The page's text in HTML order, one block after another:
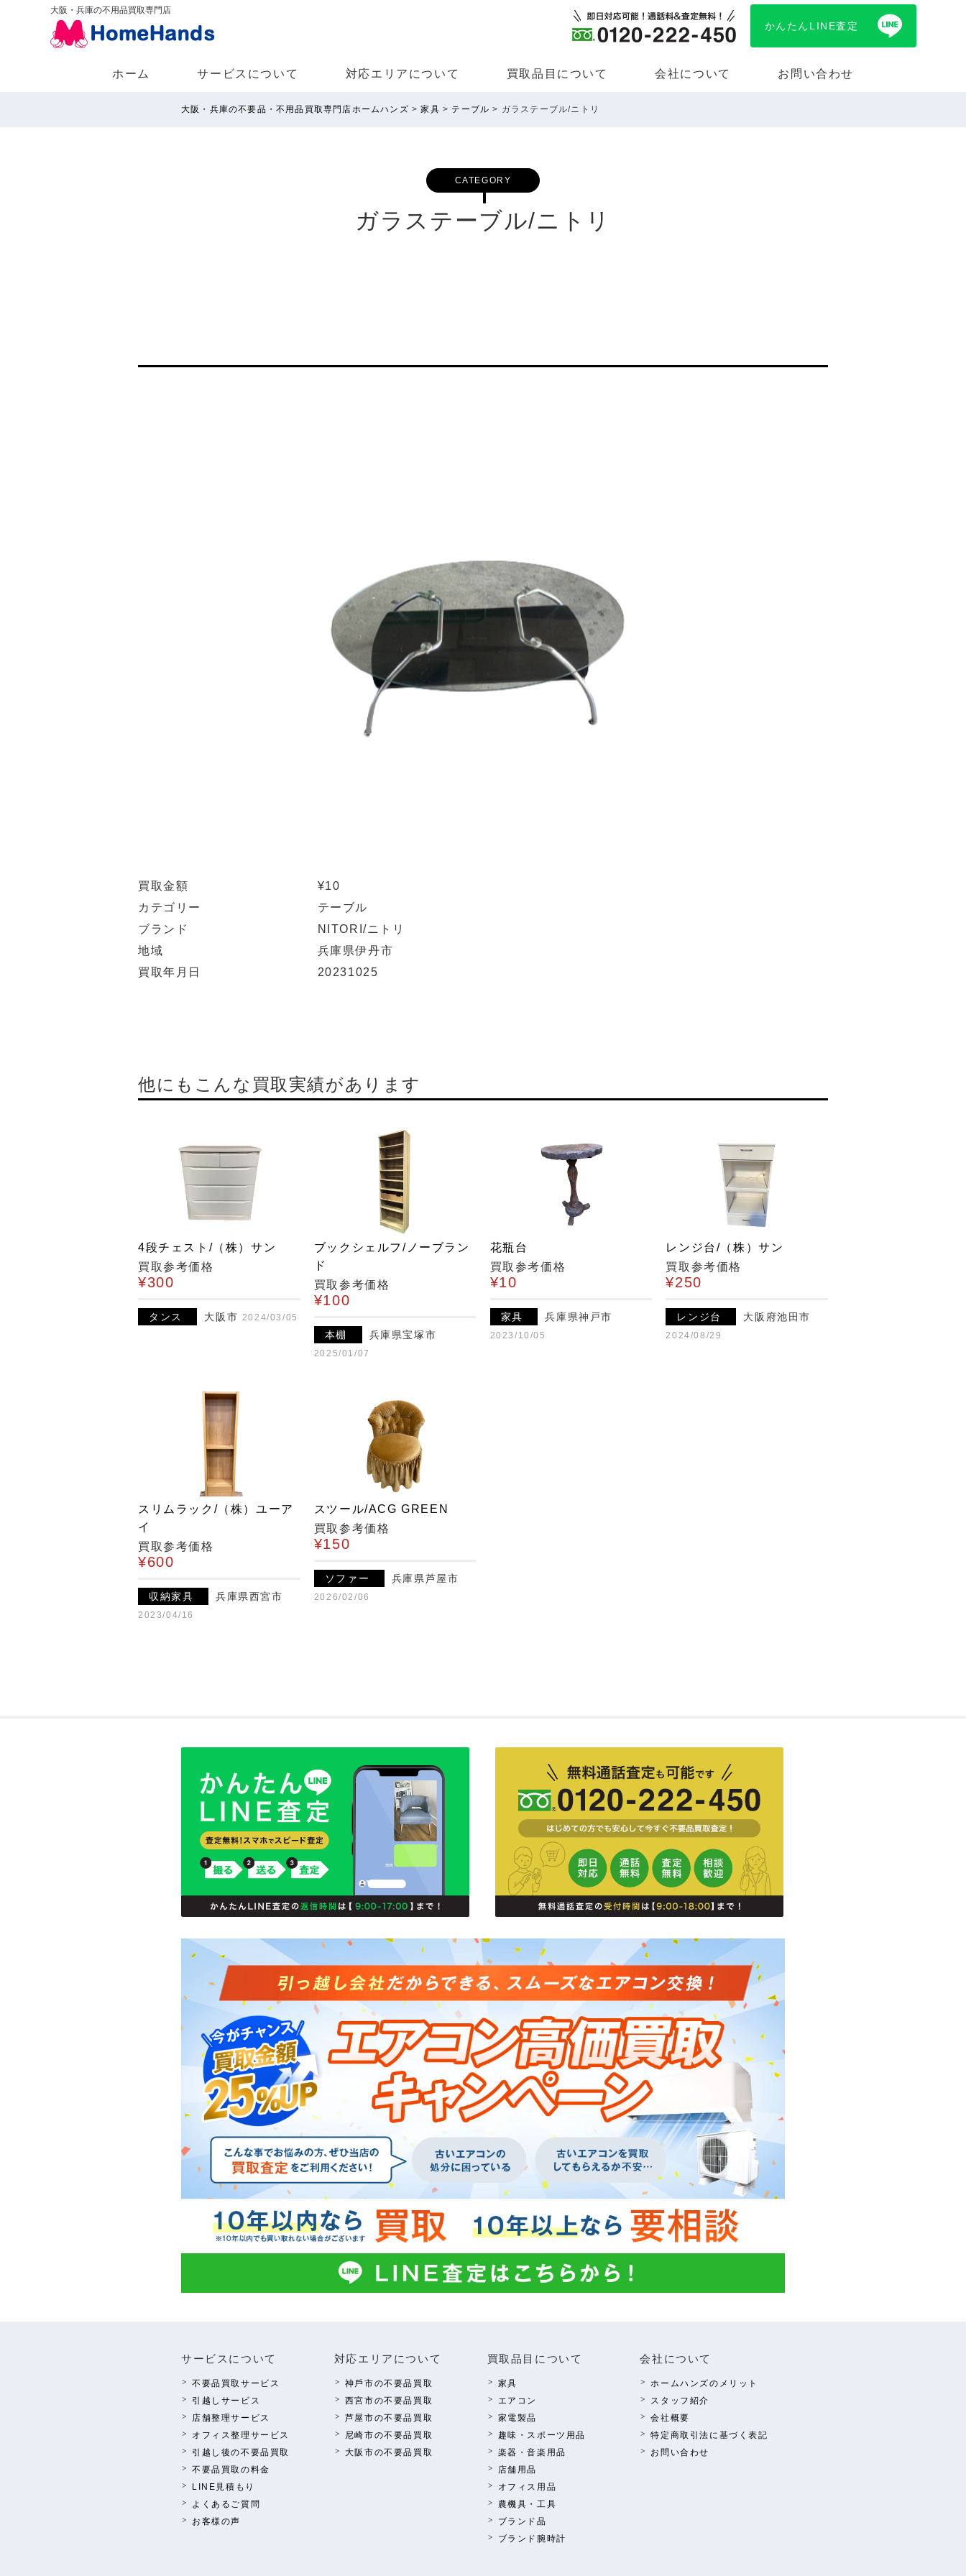
大阪・兵庫の不用品買取専門店
かんたんLINE査定
ホーム サービスについて 対応エリアについて 買取品⽬について 会社について お問い合わせ
大阪・兵庫の不要品・不用品買取専門店ホームハンズ >家具 > テーブル > ガラステーブル/ニトリ
CATEGORY
ガラステーブル/ニトリ
買取金額
¥10
カテゴリー
テーブル
ブランド
NITORI/ニトリ
地域
兵庫県伊丹市
買取年月日
20231025
他にもこんな買取実績があります
4段チェスト/（株）サン
買取参考価格
¥300
タンス 大阪市 2024/03/05
ブックシェルフ/ノーブラン
ド
買取参考価格
¥100
本棚 兵庫県宝塚市
2025/01/07
花瓶台
買取参考価格
¥10
家具 兵庫県神戸市
2023/10/05
レンジ台/（株）サン
買取参考価格
¥250
レンジ台 大阪府池田市
2024/08/29
スリムラック/（株）ユーア
イ
買取参考価格
¥600
収納家具 兵庫県西宮市
2023/04/16
スツール/ACG GREEN
買取参考価格
¥150
ソファー 兵庫県芦屋市
2026/02/06
サービスについて
不要品買取サービス
引越しサービス
店舗整理サービス
オフィス整理サービス
引越し後の不要品買取
不要品買取の料⾦
LINE⾒積もり
よくあるご質問
お客様の声
対応エリアについて
神⼾市の不要品買取
西宮市の不要品買取
芦屋市の不要品買取
尼崎市の不要品買取
⼤阪市の不要品買取
買取品⽬について
家具
エアコン
家電製品
趣味・スポーツ⽤品
楽器・⾳楽⽤品
店舗⽤品
オフィス⽤品
農機具・⼯具
ブランド品
ブランド腕時計
会社について
ホームハンズのメリット
スタッフ紹介
会社概要
特定商取引法に基づく表記
お問い合わせ